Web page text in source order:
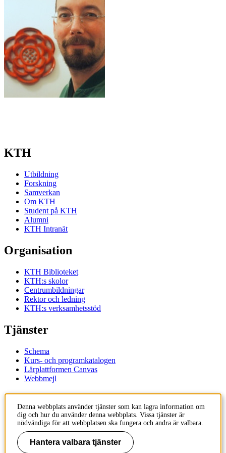
KTH
Utbildning
Forskning
Samverkan
Om KTH
Student på KTH
Alumni
KTH Intranät
Organisation
KTH Biblioteket
KTH:s skolor
Centrumbildningar
Rektor och ledning
KTH:s verksamhetsstöd
Tjänster
Schema
Kurs- och programkatalogen
Lärplattformen Canvas
Webbmejl
Kontakt
KTH
100 44 Stockholm
+46 8 790 60 00
Denna webbplats använder tjänster som kan lagra information om
dig och hur du använder denna webbplats. Vissa tjänster är
nödvändiga för att webbplatsen ska fungera och andra är valbara.
Hantera valbara tjänster